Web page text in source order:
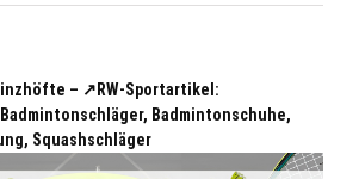
– ↗️RW-Sportartikel:
Badmintonschuhe,
Squashschläger